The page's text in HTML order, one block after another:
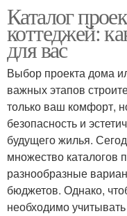
Каталог
коттеджей:
для вас
Выбор проекта дома
важных этапов
только ваш комфорт,
безопасность и
будущего жилья.
множество каталогов
разнообразные
бюджетов. Однако,
необходимо